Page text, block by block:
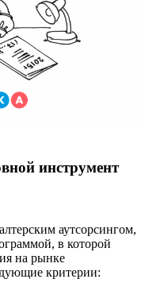
инструмент
аутсорсингом,
в которой
на рынке
критерии: